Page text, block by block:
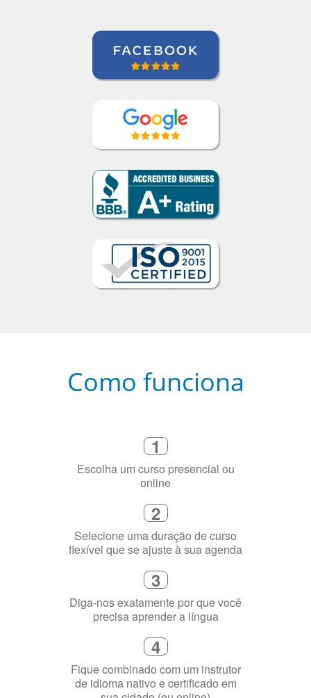
Como funciona
Escolha um curso presencial ou
online
Selecione uma duração de curso
flexível que se ajuste à sua agenda
Diga-nos exatamente por que você
precisa aprender a língua
Fique combinado com um instrutor
de idioma nativo e certificado em
sua cidade (ou online)